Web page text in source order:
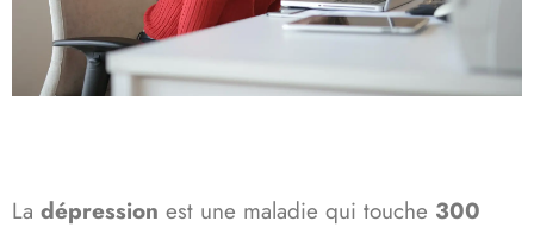
La dépression est une maladie qui touche 300